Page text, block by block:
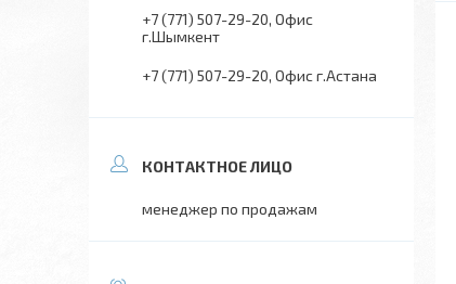
+7 (771) 507-29-20 Офис
г.Шымкент
+7 (771) 507-29-20 Офис г.Астана
менеджер по продажам